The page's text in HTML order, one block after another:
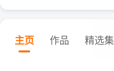
主页 作品 精选集